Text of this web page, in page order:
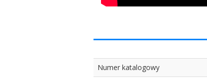
Numer katalogowy